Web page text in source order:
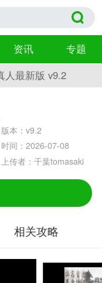
资讯
专题
人最新版 v9.2
版本：v9.2
时间：2026-07-08
上传者：千葉tomasaki
相关攻略